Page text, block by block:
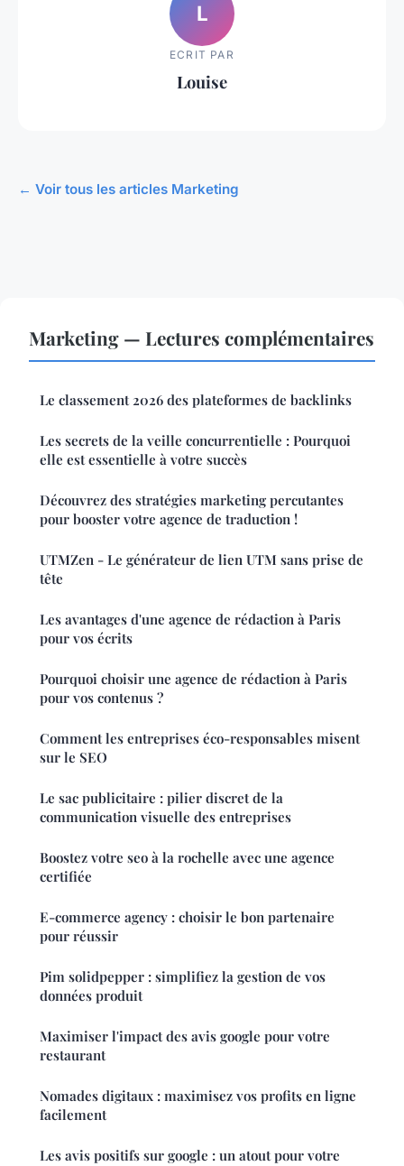
L
ECRIT PAR
Louise
← Voir tous les articles Marketing
Marketing — Lectures complémentaires
Le classement 2026 des plateformes de backlinks
Les secrets de la veille concurrentielle : Pourquoi
elle est essentielle à votre succès
Découvrez des stratégies marketing percutantes
pour booster votre agence de traduction !
UTMZen - Le générateur de lien UTM sans prise de
tête
Les avantages d'une agence de rédaction à Paris
pour vos écrits
Pourquoi choisir une agence de rédaction à Paris
pour vos contenus ?
Comment les entreprises éco-responsables misent
sur le SEO
Le sac publicitaire : pilier discret de la
communication visuelle des entreprises
Boostez votre seo à la rochelle avec une agence
certifiée
E-commerce agency : choisir le bon partenaire
pour réussir
Pim solidpepper : simplifiez la gestion de vos
données produit
Maximiser l'impact des avis google pour votre
restaurant
Nomades digitaux : maximisez vos profits en ligne
facilement
Les avis positifs sur google : un atout pour votre